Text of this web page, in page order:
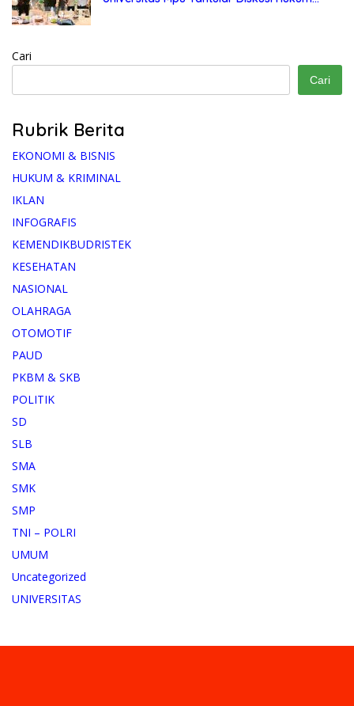
Cari
Cari
Rubrik Berita
EKONOMI & BISNIS
HUKUM & KRIMINAL
IKLAN
INFOGRAFIS
KEMENDIKBUDRISTEK
KESEHATAN
NASIONAL
OLAHRAGA
OTOMOTIF
PAUD
PKBM & SKB
POLITIK
SD
SLB
SMA
SMK
SMP
TNI – POLRI
UMUM
Uncategorized
UNIVERSITAS